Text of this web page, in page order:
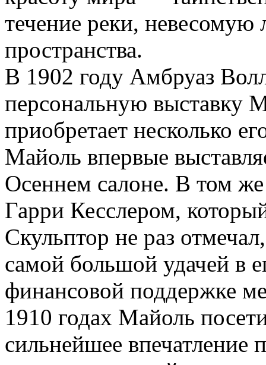
течение реки, невесомую
пространства.
В 1902 году Амбруаз
персональную выставку
приобретает несколько
Майоль впервые
Осеннем салоне. В том
Гарри Кесслером,
Скульптор не раз
самой большой удачей в
финансовой поддержке
1910 годах Майоль
сильнейшее впечатление